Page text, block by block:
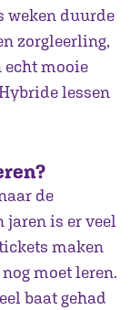
weken duurde
zorgleerling,
echt mooie
lessen
de
jaren is er veel
maken
moet leren.
baat gehad